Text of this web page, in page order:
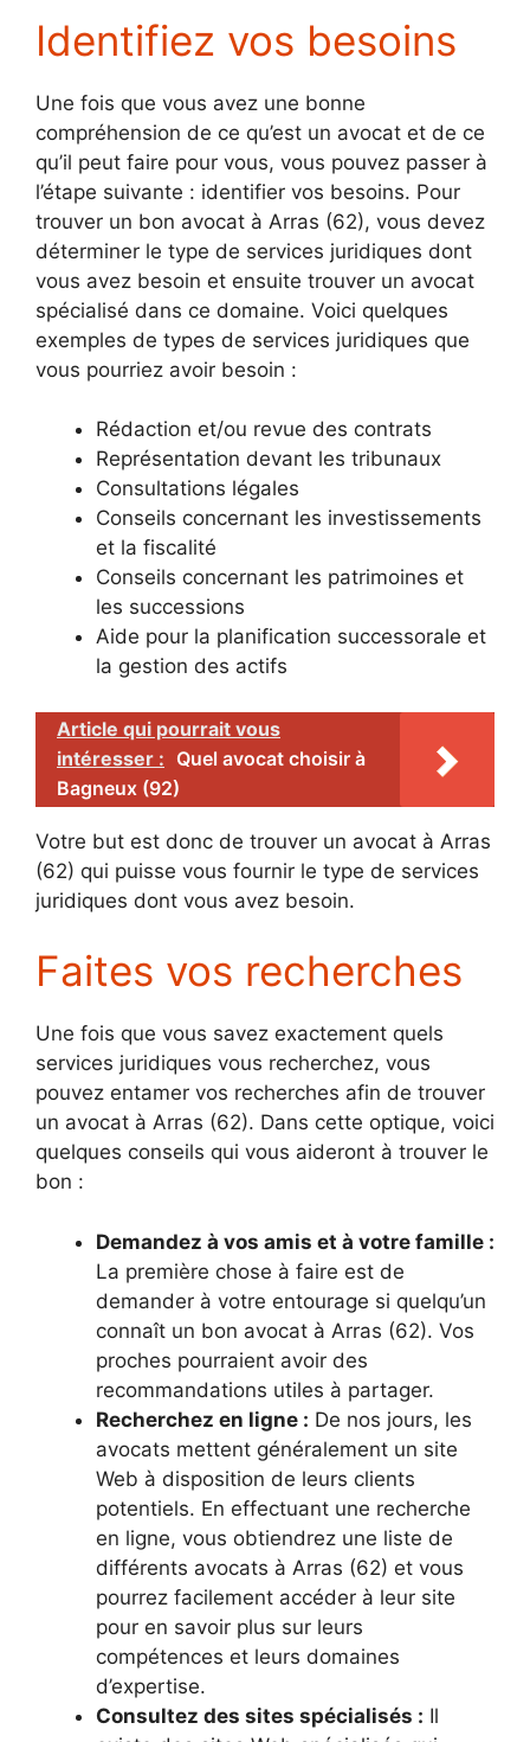
Identifiez vos besoins
Une fois que vous avez une bonne
compréhension de ce qu’est un avocat et de ce
qu’il peut faire pour vous, vous pouvez passer à
l’étape suivante : identifier vos besoins. Pour
trouver un bon avocat à Arras (62), vous devez
déterminer le type de services juridiques dont
vous avez besoin et ensuite trouver un avocat
spécialisé dans ce domaine. Voici quelques
exemples de types de services juridiques que
vous pourriez avoir besoin :
Rédaction et/ou revue des contrats
Représentation devant les tribunaux
Consultations légales
Conseils concernant les investissements
et la fiscalité
Conseils concernant les patrimoines et
les successions
Aide pour la planification successorale et
la gestion des actifs
Article qui pourrait vous
intéresser : Quel avocat choisir à
Bagneux (92)
Votre but est donc de trouver un avocat à Arras
(62) qui puisse vous fournir le type de services
juridiques dont vous avez besoin.
Faites vos recherches
Une fois que vous savez exactement quels
services juridiques vous recherchez, vous
pouvez entamer vos recherches afin de trouver
un avocat à Arras (62). Dans cette optique, voici
quelques conseils qui vous aideront à trouver le
bon :
Demandez à vos amis et à votre famille :
La première chose à faire est de
demander à votre entourage si quelqu’un
connaît un bon avocat à Arras (62). Vos
proches pourraient avoir des
recommandations utiles à partager.
Recherchez en ligne : De nos jours, les
avocats mettent généralement un site
Web à disposition de leurs clients
potentiels. En effectuant une recherche
en ligne, vous obtiendrez une liste de
différents avocats à Arras (62) et vous
pourrez facilement accéder à leur site
pour en savoir plus sur leurs
compétences et leurs domaines
d’expertise.
Consultez des sites spécialisés : Il